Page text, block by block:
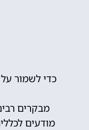
כדי לשמור
מבקרים
מודעים